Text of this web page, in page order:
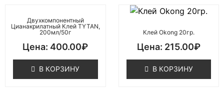
Двухкомпонентный
Цианакрилатный Клей TYTAN,
200мл/50г
400.00₽
В КОРЗИНУ
Клей Okong 20гр.
215.00₽
В КОРЗИНУ